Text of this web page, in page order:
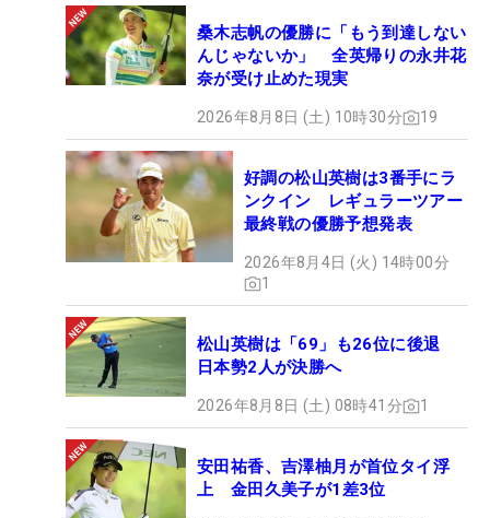
桑木志帆の優勝に「もう到達しない
んじゃないか」 全英帰りの永井花
奈が受け止めた現実
2026年8月8日 (土) 10時30分 19
好調の松山英樹は3番手にラ
ンクイン レギュラーツアー
最終戦の優勝予想発表
2026年8月4日 (火) 14時00分
1
松山英樹は「69」も26位に後退
日本勢2人が決勝へ
2026年8月8日 (土) 08時41分 1
安田祐香、吉澤柚月が首位タイ浮
上 金田久美子が1差3位